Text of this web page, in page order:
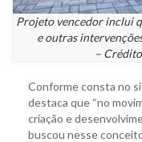
Projeto vencedor inclui
e outras
–
Conforme consta no
destaca que “no
criação e
buscou nesse